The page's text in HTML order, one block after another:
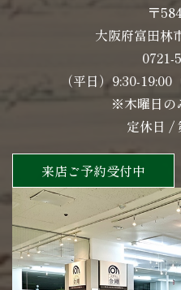
〒
大阪府富田林
0721-
（平日）9:30-
※木曜日の
定休日 /
来店ご予約受付中